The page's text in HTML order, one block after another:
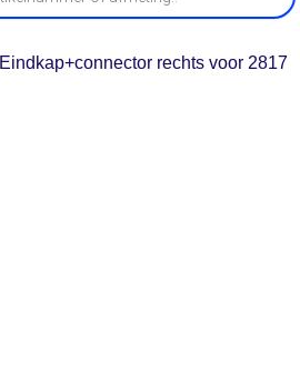
Eindkap+connector rechts voor 2817